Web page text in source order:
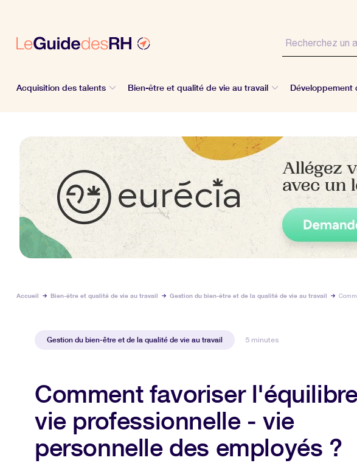
Acquisition des talents Bien-être et qualité de vie au travail Développement
Accueil Bien-être et qualité de vie au travail Gestion du bien-être et de la qualité de vie au travail
Gestion du bien-être et de la qualité de vie au travail 5 minutes
Comment favoriser
vie professionnelle - vie
personnelle des employés ?